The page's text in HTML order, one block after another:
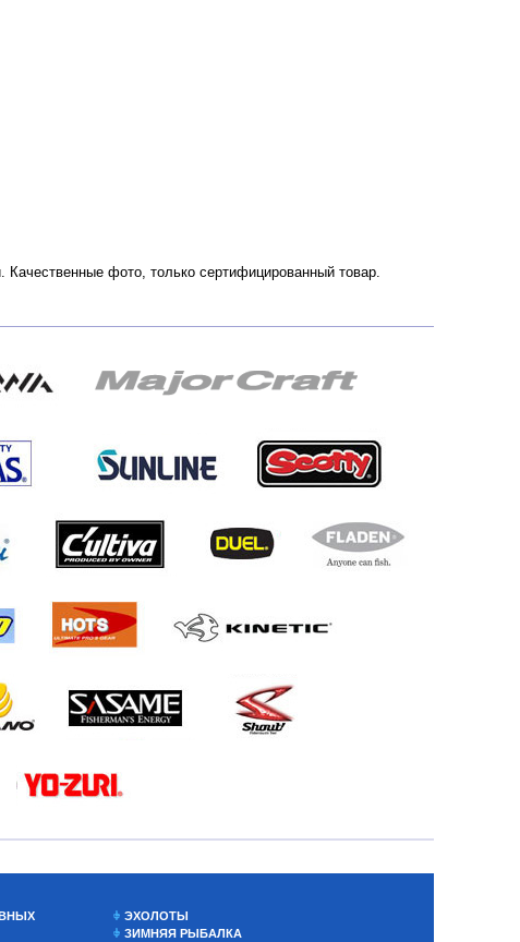
Качественные фото, только сертифицированный товар.
ЭХОЛОТЫ
ЗИМНЯЯ РЫБАЛКА